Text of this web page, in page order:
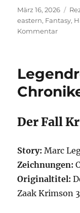
Veröffentlicht
am
März 16, 2026
eastern, Fantasy,
Kommentarzu
Jawa
Der Fall
Story:Marc
Zeichnungen:
Originaltitel:
Zaak Krimson 3